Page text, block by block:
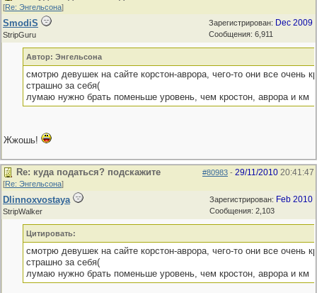
[Re: Энгельсона]
Зарегистрирован: Dec 2009
Сообщения: 6,911
SmodiS
StripGuru
Автор: Энгельсона
смотрю девушек на сайте корстон-аврора, чего-то они все очень
страшно за себя(
лумаю нужно брать поменьше уровень, чем кростон, аврора и км
Жжошь!
#80983 - 29/11/2010 20:41:47
Re: куда податься? подскажите
[Re: Энгельсона]
Зарегистрирован: Feb 2010
Сообщения: 2,103
Dlinnoxvostaya
StripWalker
Цитировать:
смотрю девушек на сайте корстон-аврора, чего-то они все очень
страшно за себя(
лумаю нужно брать поменьше уровень, чем кростон, аврора и км